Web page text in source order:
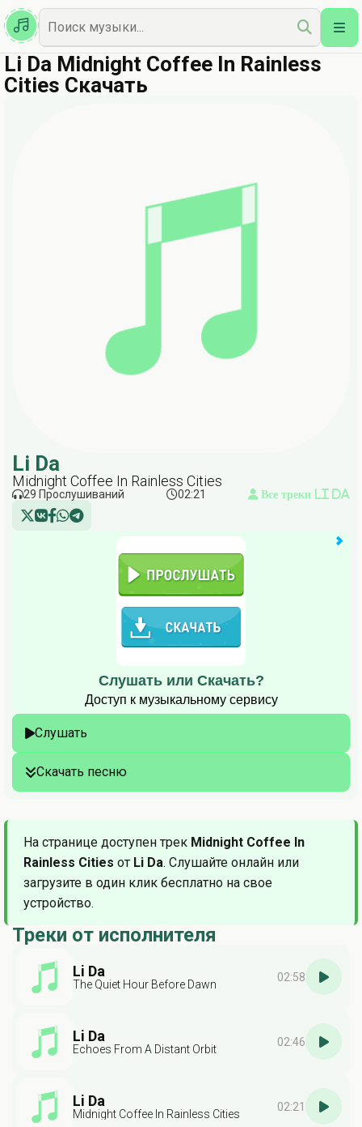
Казахская
Наш Топ
Li Da Midnight Coffee In Rainless
Cities Скачать
Li Da
Midnight Coffee In Rainless Cities
29 Прослушиваний 02:21 Все треки Li Da
Слушать или Скачать?
Доступ к музыкальному сервису
Слушать
Скачать песню
На странице доступен трек Midnight Coffee In
Rainless Cities от Li Da. Слушайте онлайн или
загрузите в один клик бесплатно на свое
устройство.
Треки от исполнителя
Li Da
The Quiet Hour Before Dawn
02:58
Li Da
Echoes From A Distant Orbit
02:46
Li Da
Midnight Coffee In Rainless Cities
02:21